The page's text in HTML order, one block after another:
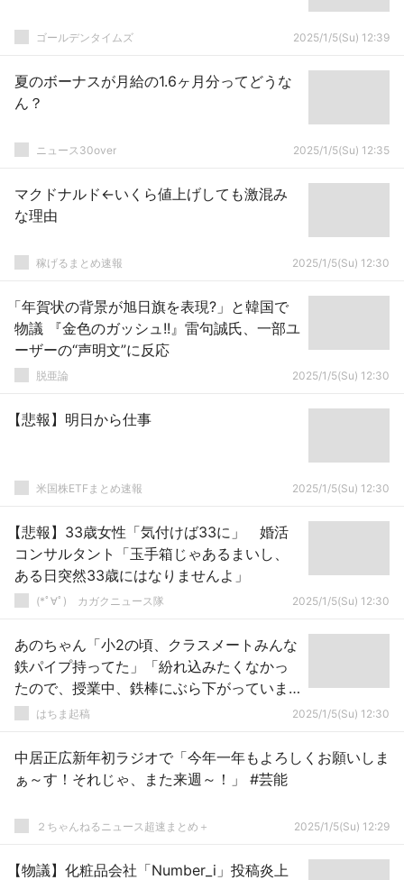
ゴールデンタイムズ 2025/1/5(Su) 12:39
夏のボーナスが月給の1.6ヶ月分ってどうな
ん？
ニュース30over 2025/1/5(Su) 12:35
マクドナルド←いくら値上げしても激混み
な理由
稼げるまとめ速報 2025/1/5(Su) 12:30
「年賀状の背景が旭日旗を表現?」と韓国で
物議 『金色のガッシュ!!』雷句誠氏、一部ユ
ーザーの“声明文”に反応
脱亜論 2025/1/5(Su) 12:30
【悲報】明日から仕事
米国株ETFまとめ速報 2025/1/5(Su) 12:30
【悲報】33歳女性「気付けば33に」 婚活
コンサルタント「玉手箱じゃあるまいし、
ある日突然33歳にはなりませんよ」
(*ﾟ∀ﾟ)ゞカガクニュース隊 2025/1/5(Su) 12:30
あのちゃん「小2の頃、クラスメートみんな
鉄パイプ持ってた」「紛れ込みたくなかっ
たので、授業中、鉄棒にぶら下がっていま
した」はちま起稿 2025/1/5(Su) 12:30
中居正広新年初ラジオで「今年一年もよろしくお願いしま
ぁ～す！それじゃ、また来週～！」 #芸能
２ちゃんねるニュース超速まとめ＋ 2025/1/5(Su) 12:29
【物議】化粧品会社「Number_i」投稿炎上